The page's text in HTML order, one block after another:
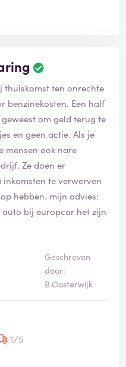
thuiskomst ten onrechte
benzinekosten. Een half
om geld terug te
en geen actie. Als je
mensen ook nare
Ze doen er
te verwerven
hebben. mijn advies:
bij europcar het zijn
Geschreven
door:
B.Oosterwijk
1/5